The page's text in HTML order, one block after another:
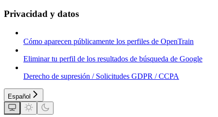
Privacidad y datos
Cómo aparecen públicamente los perfiles de OpenTrain
Eliminar tu perfil de los resultados de búsqueda de Google
Derecho de supresión / Solicitudes GDPR / CCPA
Español